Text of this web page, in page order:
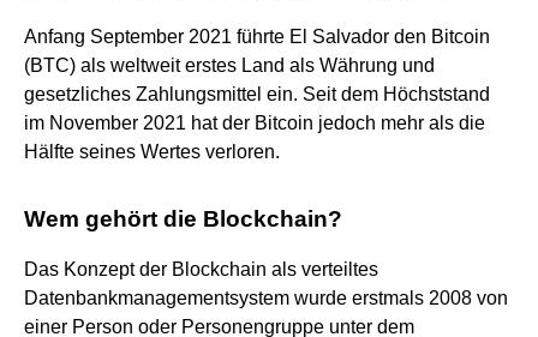
Anfang September 2021 führte El Salvador den Bitcoin
(BTC) als weltweit erstes Land als Währung und
gesetzliches Zahlungsmittel ein. Seit dem Höchststand
im November 2021 hat der Bitcoin jedoch mehr als die
Hälfte seines Wertes verloren.
Wem gehört die Blockchain?
Das Konzept der Blockchain als verteiltes
Datenbankmanagementsystem wurde erstmals 2008 von
einer Person oder Personengruppe unter dem